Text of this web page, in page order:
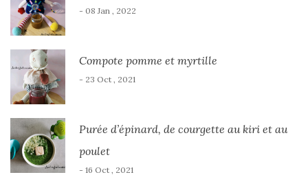
- 08 Jan , 2022
Compote pomme et myrtille
- 23 Oct , 2021
Purée d’épinard, de courgette au kiri et au
poulet
- 16 Oct , 2021